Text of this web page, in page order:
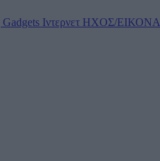
Gadgets Ιντερνετ ΗΧΟΣ/ΕΙΚΟΝΑ